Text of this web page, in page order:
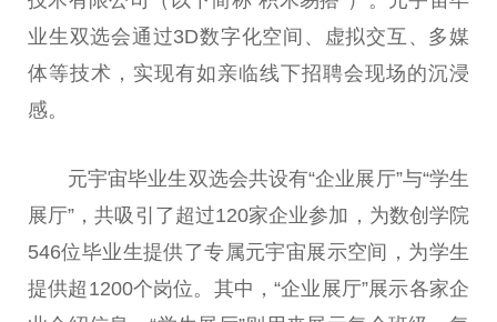
业生双选会通过3D数字化空间、虚拟交互、多媒
体等技术，实现有如亲临线下招聘会现场的沉浸
感。
元宇宙毕业生双选会共设有“企业展厅”与“学生
展厅”，共吸引了超过120家企业参加，为数创学院
546位毕业生提供了专属元宇宙展示空间，为学生
提供超1200个岗位。其中，“企业展厅”展示各家企